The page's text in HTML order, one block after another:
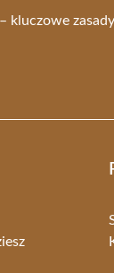
kluczowe